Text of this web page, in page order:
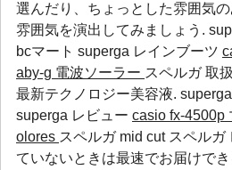
選んだり、ちょっとした雰囲気の
雰囲気を演出してみましょう.
bcマート superga レインブーツ
aby-g 電波ソーラー スペルガ 取
最新テクノロジー美容液.
superga レビュー casio fx-4500p
olores スペルガ mid cut スペルガ
ていないときは最速でお届けで